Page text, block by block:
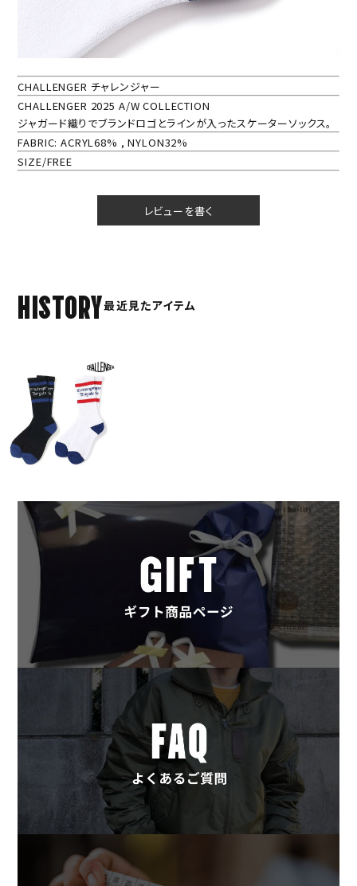
CHALLENGER チャレンジャー
CHALLENGER 2025 A/W COLLECTION
ジャガード織りでブランドロゴとラインが入ったスケーターソックス。
FABRIC: ACRYL68% , NYLON32%
SIZE/FREE
レビューを書く
HISTORY最近見たアイテム